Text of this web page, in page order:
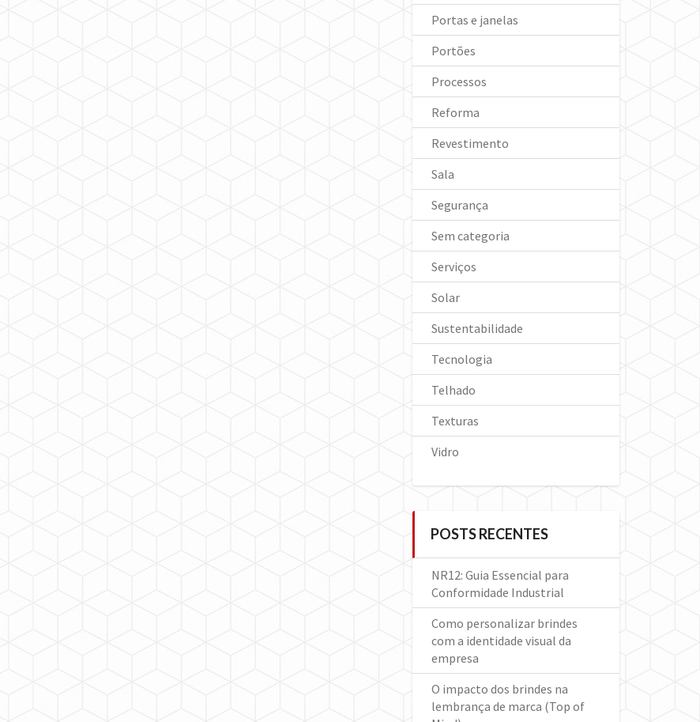
Portas e janelas
Portões
Processos
Reforma
Revestimento
Sala
Segurança
Sem categoria
Serviços
Solar
Sustentabilidade
Tecnologia
Telhado
Texturas
Vidro
POSTS RECENTES
NR12: Guia Essencial para
Conformidade Industrial
Como personalizar brindes
com a identidade visual da
empresa
O impacto dos brindes na
lembrança de marca (Top of